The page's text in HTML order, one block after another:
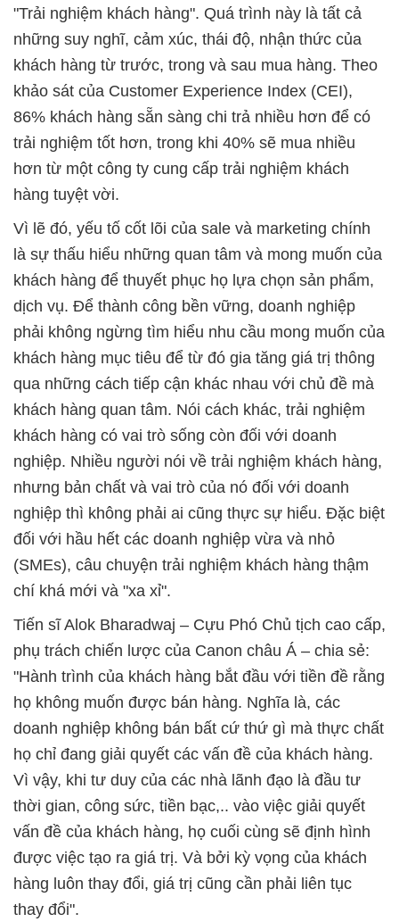
"Trải nghiệm khách hàng". Quá trình này là tất cả
những suy nghĩ, cảm xúc, thái độ, nhận thức của
khách hàng từ trước, trong và sau mua hàng. Theo
khảo sát của Customer Experience Index (CEI),
86% khách hàng sẵn sàng chi trả nhiều hơn để có
trải nghiệm tốt hơn, trong khi 40% sẽ mua nhiều
hơn từ một công ty cung cấp trải nghiệm khách
hàng tuyệt vời.
Vì lẽ đó, yếu tố cốt lõi của sale và marketing chính
là sự thấu hiểu những quan tâm và mong muốn của
khách hàng để thuyết phục họ lựa chọn sản phẩm,
dịch vụ. Để thành công bền vững, doanh nghiệp
phải không ngừng tìm hiểu nhu cầu mong muốn của
khách hàng mục tiêu để từ đó gia tăng giá trị thông
qua những cách tiếp cận khác nhau với chủ đề mà
khách hàng quan tâm. Nói cách khác, trải nghiệm
khách hàng có vai trò sống còn đối với doanh
nghiệp. Nhiều người nói về trải nghiệm khách hàng,
nhưng bản chất và vai trò của nó đối với doanh
nghiệp thì không phải ai cũng thực sự hiểu. Đặc biệt
đối với hầu hết các doanh nghiệp vừa và nhỏ
(SMEs), câu chuyện trải nghiệm khách hàng thậm
chí khá mới và "xa xỉ".
Tiến sĩ Alok Bharadwaj – Cựu Phó Chủ tịch cao cấp,
phụ trách chiến lược của Canon châu Á – chia sẻ:
"Hành trình của khách hàng bắt đầu với tiền đề rằng
họ không muốn được bán hàng. Nghĩa là, các
doanh nghiệp không bán bất cứ thứ gì mà thực chất
họ chỉ đang giải quyết các vấn đề của khách hàng.
Vì vậy, khi tư duy của các nhà lãnh đạo là đầu tư
thời gian, công sức, tiền bạc,.. vào việc giải quyết
vấn đề của khách hàng, họ cuối cùng sẽ định hình
được việc tạo ra giá trị. Và bởi kỳ vọng của khách
hàng luôn thay đổi, giá trị cũng cần phải liên tục
thay đổi".